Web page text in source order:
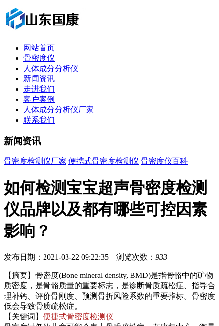
网站首页
骨密度仪
人体成分分析仪
新闻资讯
走进我们
客户案例
人体成分分析仪厂家
联系我们
新闻资讯
骨密度检测仪厂家 便携式骨密度检测仪 骨密度仪百科
如何检测宝宝超声骨密度检测
仪品牌以及都有哪些可控因素
影响？
发布日期：2021-03-22 09:22:35 浏览次数： 933
【摘要】骨密度(Bone mineral density, BMD)是指骨骼中的矿物
质密度，是骨骼质量的重要标志，是诊断骨质疏松症、指导合
理补钙、评价骨刚度、预测骨折风险系数的重要指标。骨密度
低会导致骨质疏松症。
【关键词】 便捷式骨密度检测仪